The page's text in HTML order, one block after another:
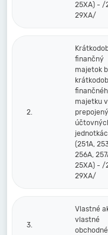
25XA) - /
29XA/
2.
finančný
majetok
majetku v
(251A,
256A,
25XA) - /
29XA/
3.
Vlastné
vlastné
obchodné